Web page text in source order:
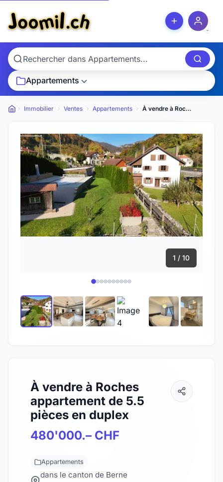
Appartements
Petites annonces
Immobilier Ventes Appartements À vendre à Roches appartement de 5.5 pièces en duplex
1 / 10
À vendre à Roches
appartement de 5.5
pièces en duplex
480'000.– CHF
Appartements
dans le canton de Berne